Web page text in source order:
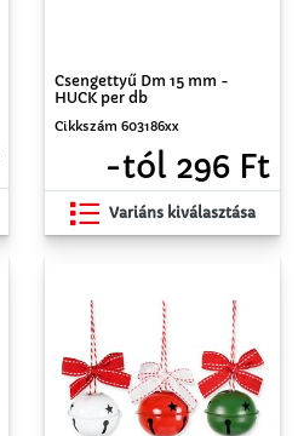
Csengettyű Dm 15 mm -
HUCK per db
Cikkszám 603186xx
-tól 296 Ft
Variáns kiválasztása